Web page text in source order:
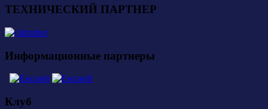
ТЕХНИЧЕСКИЙ ПАРТНЕР
Информационные партнеры
Клуб